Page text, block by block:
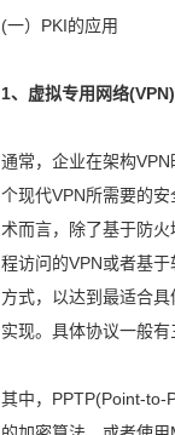
(一）PKI的应用
1、虚拟专用网络(VPN)
通常，企业在架构
个现代VPN所需要的
术而言，除了基于防
程访问的VPN或者基
方式，以达到最适合
实现。具体协议一般有
其中，PPTP(Point-to-